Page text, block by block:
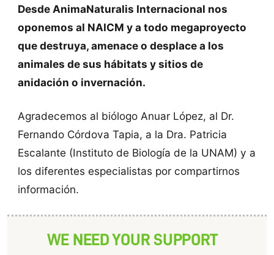
Desde AnimaNaturalis Internacional nos
oponemos al NAICM y a todo megaproyecto
que destruya, amenace o desplace a los
animales de sus hábitats y sitios de
anidación o invernación.
Agradecemos al biólogo Anuar López, al Dr.
Fernando Córdova Tapia, a la Dra. Patricia
Escalante (Instituto de Biología de la UNAM) y a
los diferentes especialistas por compartirnos
información.
WE NEED YOUR SUPPORT